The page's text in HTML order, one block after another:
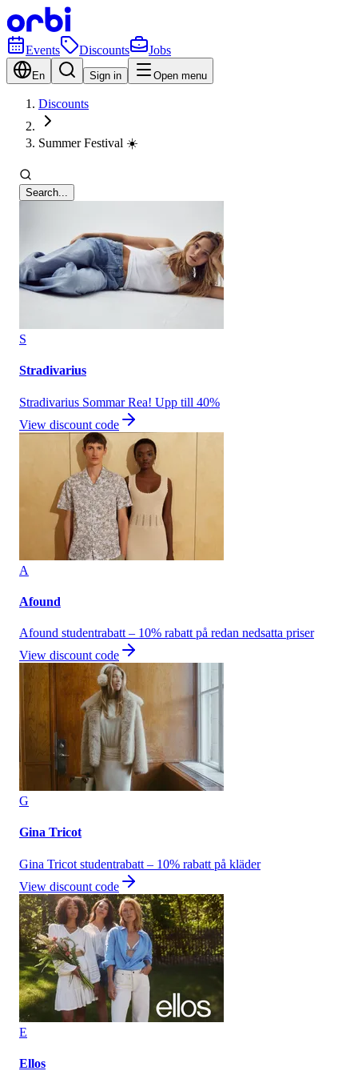
Events Discounts Jobs
En Sign in Open menu
Discounts
Summer Festival ☀️
Search...
S
Stradivarius
Stradivarius Sommar Rea! Upp till 40%
View discount code
A
Afound
Afound studentrabatt – 10% rabatt på redan nedsatta priser
View discount code
G
Gina Tricot
Gina Tricot studentrabatt – 10% rabatt på kläder
View discount code
E
Ellos